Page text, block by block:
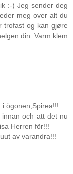
:-) Jeg sender deg
meg over alt du
trofast og kan gjøre
din. Varm klem
ögonen,Spirea!!!
och att det nu
Herren för!!!
av varandra!!!